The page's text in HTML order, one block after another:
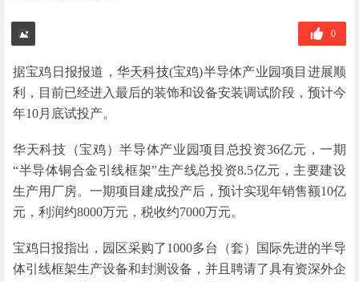
0
据宝鸡日报报道， 华天科技(宝鸡)半导体产业园项目进展顺
利，目前已经进入最后的装饰和设备安装调试阶段，预计今
年10月底试投产。
华天科技（宝鸡）半导体产业园项目总投资36亿元，一期
“半导体铜合金引线框架”生产线总投资8.5亿元，主要建设
生产用厂房。一期项目建成投产后，预计实现年销售额10亿
元，利润约8000万元，税收约7000万元。
宝鸡日报指出，园区采购了1000多台（套）国际先进的半导
体引线框架生产设备和封测设备，并且聘请了具有资深外企